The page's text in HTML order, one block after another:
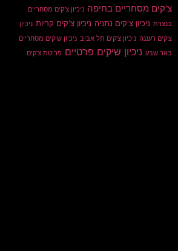
צ'קים מסחריים בחיפה ניכיון צ'קים מסחריים
בנצרת ניכיון צ'קים נתניה ניכיון צ'קים קריות ניכיון
צ'קים רעננה ניכיון צ'קים תל אביב ניכיון שיקים מסחריים
באר שבע ניכיון שיקים פרטיים פריטת צ'קים